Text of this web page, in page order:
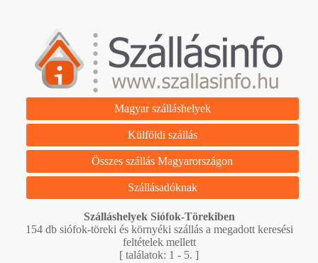
Magyar szálláshelyek
Külföldi szállás
Összes szállás Magyarországon
Szállásadóknak
Szálláshelyek Siófok-Törekiben
154 db siófok-töreki és környéki szállás a megadott keresési
feltételek mellett
[ találatok: 1 - 5. ]